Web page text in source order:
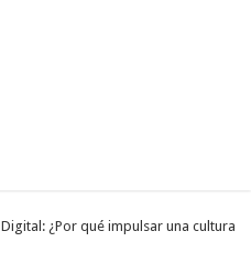
¿Por qué impulsar una cultura